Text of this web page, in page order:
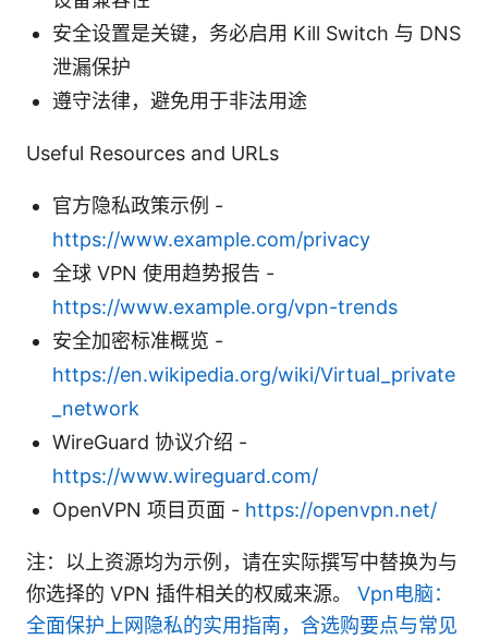
安全设置是关键，务必启用 Kill Switch 与 DNS
泄漏保护
遵守法律，避免用于非法用途
Useful Resources and URLs
官方隐私政策示例 -
https://www.example.com/privacy
全球 VPN 使用趋势报告 -
https://www.example.org/vpn-trends
安全加密标准概览 -
https://en.wikipedia.org/wiki/Virtual_private
_network
WireGuard 协议介绍 -
https://www.wireguard.com/
OpenVPN 项目页面 - https://openvpn.net/
注：以上资源均为示例，请在实际撰写中替换为与
你选择的 VPN 插件相关的权威来源。 Vpn电脑：
全面保护上网隐私的实用指南，含选购要点与常见